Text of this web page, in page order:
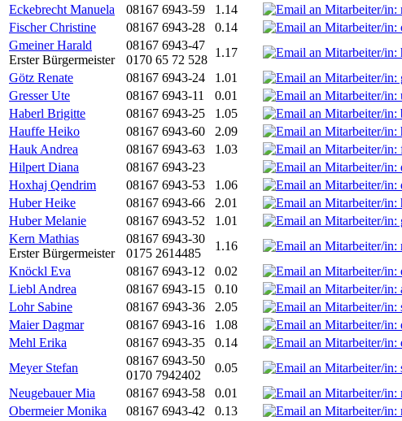
Eckebrecht Manuela
08167 6943-59 1.14
Fischer Christine
08167 6943-28 0.14
Gmeiner Harald
Erster Bürgermeister
08167 6943-47
0170 65 72 528
1.17
Götz Renate
08167 6943-24 1.01
Gresser Ute
08167 6943-11 0.01
Haberl Brigitte
08167 6943-25 1.05
Hauffe Heiko
08167 6943-60 2.09
Hauk Andrea
08167 6943-63 1.03
Hilpert Diana
08167 6943-23
Hoxhaj Qendrim
08167 6943-53 1.06
Huber Heike
08167 6943-66 2.01
Huber Melanie
08167 6943-52 1.01
Kern Mathias
Erster Bürgermeister
08167 6943-30
0175 2614485
1.16
Knöckl Eva
08167 6943-12 0.02
Liebl Andrea
08167 6943-15 0.10
Lohr Sabine
08167 6943-36 2.05
Maier Dagmar
08167 6943-16 1.08
Mehl Erika
08167 6943-35 0.14
Meyer Stefan
08167 6943-50
0170 7942402
0.05
Neugebauer Mia
08167 6943-58 0.01
Obermeier Monika
08167 6943-42 0.13